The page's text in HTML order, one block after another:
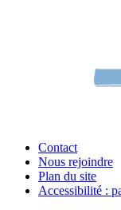
Contact
Nous rejoindre
Plan du site
Accessibilité :